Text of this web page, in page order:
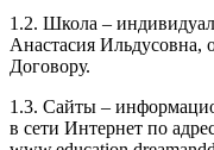
1.2. Школа –
Анастасия Ильдусовна,
Договору.
1.3. Сайты –
в сети Интернет по